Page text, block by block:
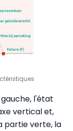
gauche, l'état
vertical et,
partie verte, la